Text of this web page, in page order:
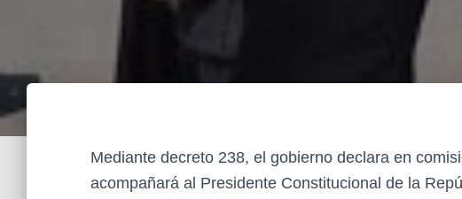
Mediante decreto 238, el gobierno declara en
acompañará al Presidente Constitucional de la